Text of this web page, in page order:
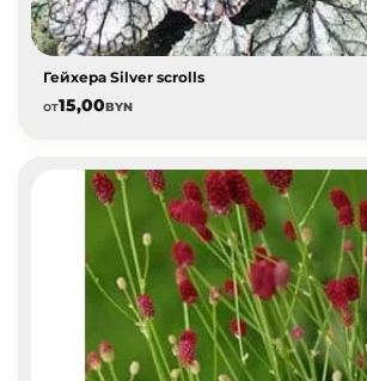
Гейхера Silver scrolls
от15,00BYN